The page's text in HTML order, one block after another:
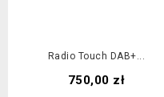
Radio Touch DAB+...
Cena
750,00 zł